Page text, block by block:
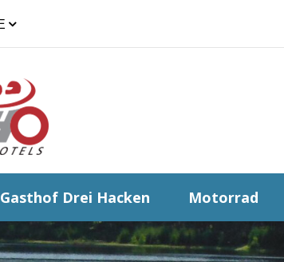
Gasthof Drei Hacken Motorrad